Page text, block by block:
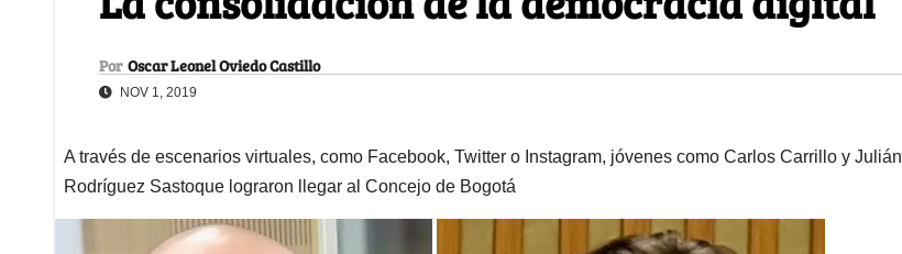
Por Oscar Leonel Oviedo Castillo
NOV 1, 2019
A través de escenarios virtuales, como Facebook, Twitter o Instagram, jóvenes como Carlos Carrillo y Julián
Rodríguez Sastoque lograron llegar al Concejo de Bogotá